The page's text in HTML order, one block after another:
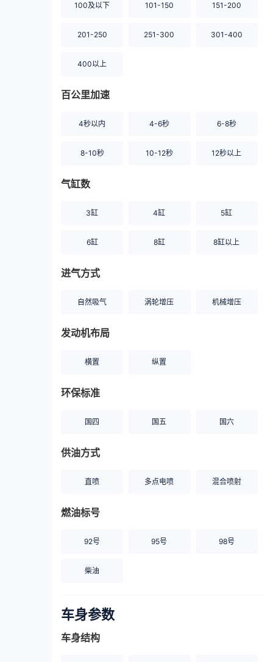
100及以下 101-150 151-200
201-250 251-300 301-400
400以上
百公里加速
4秒以内 4-6秒 6-8秒
8-10秒 10-12秒 12秒以上
气缸数
3缸 4缸 5缸
6缸 8缸 8缸以上
进气方式
自然吸气 涡轮增压 机械增压
发动机布局
横置 纵置
环保标准
国四 国五 国六
供油方式
直喷 多点电喷 混合喷射
燃油标号
92号 95号 98号
柴油
车身参数
车身结构